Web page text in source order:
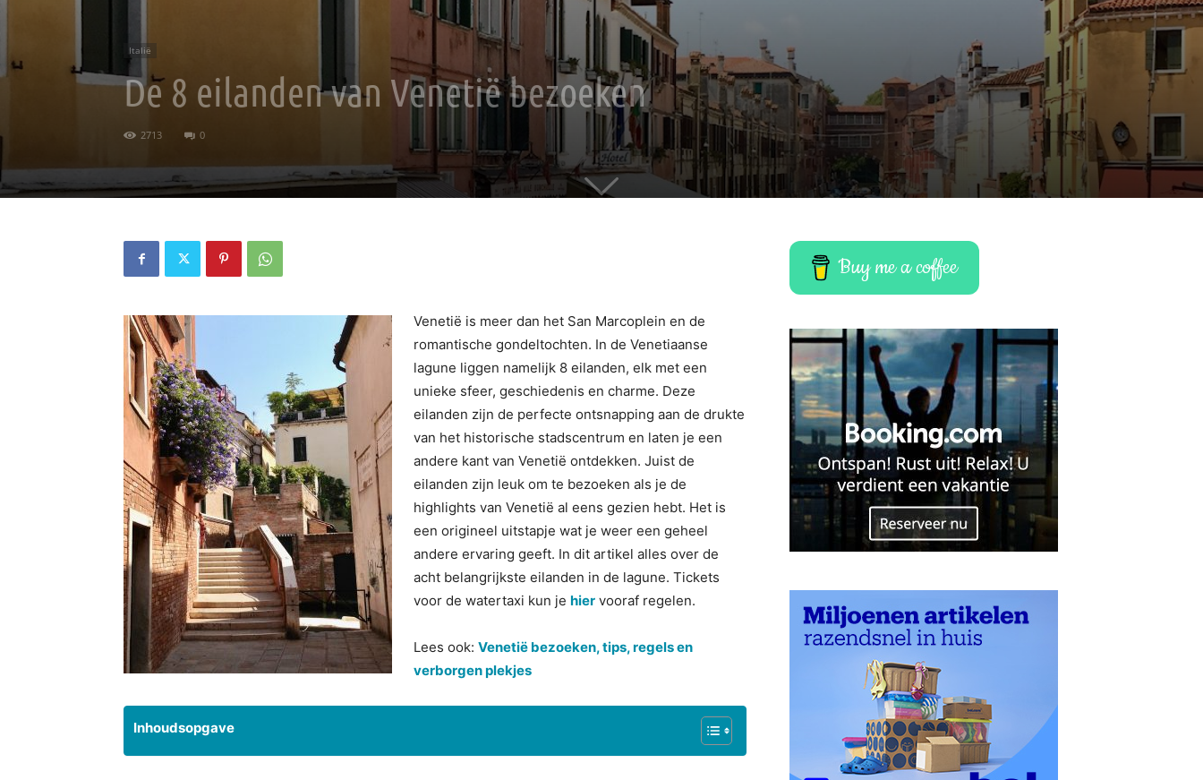
Italië
De 8 eilanden van Venetië bezoeken
2713 0
Venetië is meer dan het San Marcoplein en de
romantische gondeltochten. In de Venetiaanse
lagune liggen namelijk 8 eilanden, elk met een
unieke sfeer, geschiedenis en charme. Deze
eilanden zijn de perfecte ontsnapping aan de drukte
van het historische stadscentrum en laten je een
andere kant van Venetië ontdekken. Juist de
eilanden zijn leuk om te bezoeken als je de
highlights van Venetië al eens gezien hebt. Het is
een origineel uitstapje wat je weer een geheel
andere ervaring geeft. In dit artikel alles over de
acht belangrijkste eilanden in de lagune. Tickets
voor de watertaxi kun je hier vooraf regelen.
Lees ook: Venetië bezoeken, tips, regels en
verborgen plekjes
Inhoudsopgave
Buy me a coffee